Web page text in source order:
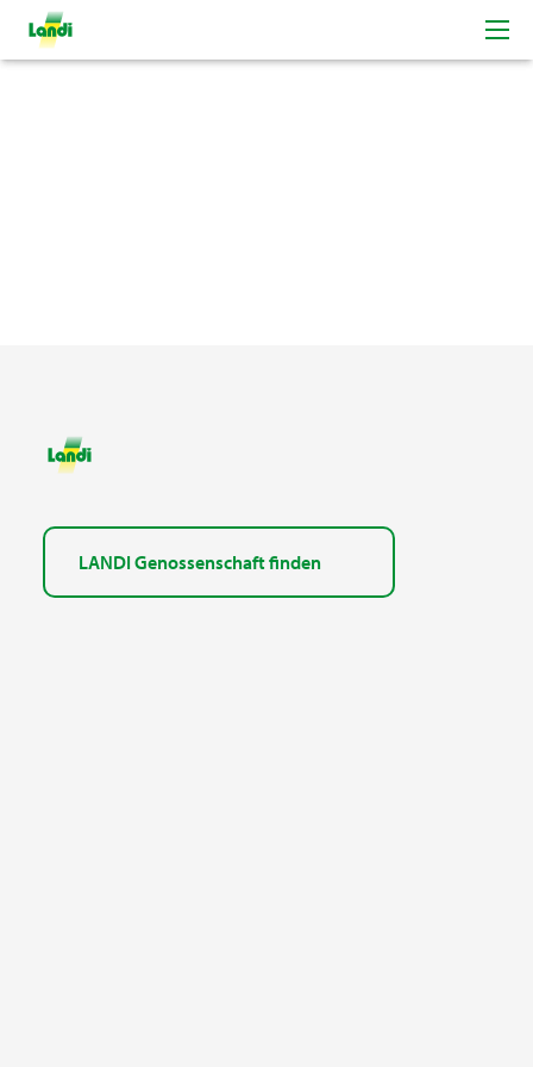
LANDI Genossenschaft finden